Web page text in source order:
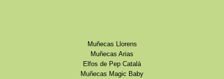
Muñecas Llorens
Muñecas Arias
Elfos de Pep Catalá
Muñecas Magic Baby